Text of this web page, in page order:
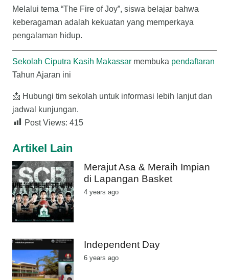
Melalui tema “The Fire of Joy”, siswa belajar bahwa
keberagaman adalah kekuatan yang memperkaya
pengalaman hidup.
Sekolah Ciputra Kasih Makassar membuka pendaftaran
Tahun Ajaran ini
📩 Hubungi tim sekolah untuk informasi lebih lanjut dan
jadwal kunjungan.
Post Views: 415
Artikel Lain
Merajut Asa & Meraih Impian
di Lapangan Basket
4 years ago
Independent Day
6 years ago